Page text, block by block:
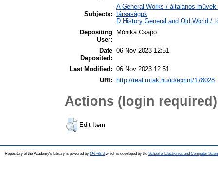
Subjects:
A General Works / általános
társaságok
D History General and Old World /
Depositing
User:
Mónika Csapó
Date
Deposited:
06 Nov 2023 12:51
Last Modified: 06 Nov 2023 12:51
URI: http://real.mtak.hu/id/eprint/178028
Actions (login required)
Edit Item
Repository of the Academy's Library is powered by EPrints 3which is developed by the School of Electronics and Computer